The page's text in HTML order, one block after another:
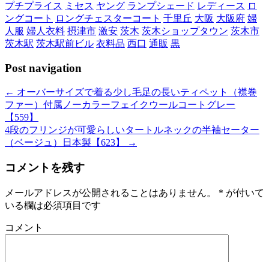
プチプライス ミセス ヤング ランプシェード レディース ロ
ングコート
ロングチェスターコート 千里丘 大阪 大阪府 婦
人服 婦人衣料 摂津市 激安 茨木 茨木ショップタウン 茨木市
茨木駅 茨木駅前ビル 衣料品 西口 通販 黒
Post navigation
← オーバーサイズで着る少し毛足の長いティペット（襟巻
ファー）付属ノーカラーフェイクウールコートグレー
【559】
4段のフリンジが可愛らしいタートルネックの半袖セーター
（ベージュ）日本製【623】
→
コメントを残す
メールアドレスが公開されることはありません。 * が付いて
いる欄は必須項目です
コメント